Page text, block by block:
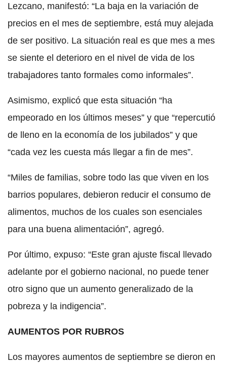
Lezcano, manifestó: “La baja en la variación de
precios en el mes de septiembre, está muy alejada
de ser positivo. La situación real es que mes a mes
se siente el deterioro en el nivel de vida de los
trabajadores tanto formales como informales”.
Asimismo, explicó que esta situación “ha
empeorado en los últimos meses” y que “repercutió
de lleno en la economía de los jubilados” y que
“cada vez les cuesta más llegar a fin de mes”.
“Miles de familias, sobre todo las que viven en los
barrios populares, debieron reducir el consumo de
alimentos, muchos de los cuales son esenciales
para una buena alimentación”, agregó.
Por último, expuso: “Este gran ajuste fiscal llevado
adelante por el gobierno nacional, no puede tener
otro signo que un aumento generalizado de la
pobreza y la indigencia”.
AUMENTOS POR RUBROS
Los mayores aumentos de septiembre se dieron en